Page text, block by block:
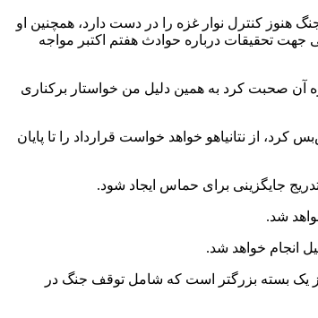
هنوز کنترل نوار غزه را در دست دارد، همچنین او
تحقیقات درباره حوادث هفتم اکتبر مواجه
آن صحبت کرد به همین دلیل من خواستار برکناری
از نتانیاهو خواهد خواست قرارداد را تا پایان
جایگزینی برای حماس ایجاد ‌شود.
شد.
انجام خواهد شد.
این بخشی از یک بسته بزرگتر است که شامل توقف جنگ در